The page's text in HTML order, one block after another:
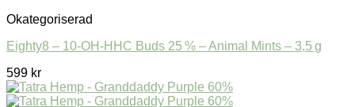
Okategoriserad
Eighty8 – 10-OH-HHC Buds 25 % – Animal Mints – 3,5 g
599 kr